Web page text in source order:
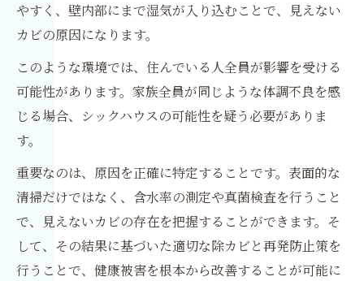
やすく、壁内部にまで湿気が入り込むことで、見えない
カビの原因になります。
このような環境では、住んでいる人全員が影響を受ける
可能性があります。家族全員が同じような体調不良を感
じる場合、シックハウスの可能性を疑う必要がありま
す。
重要なのは、原因を正確に特定することです。表面的な
清掃だけではなく、含水率の測定や真菌検査を行うこと
で、見えないカビの存在を把握することができます。そ
して、その結果に基づいた適切な除カビと再発防止策を
行うことで、健康被害を根本から改善することが可能に